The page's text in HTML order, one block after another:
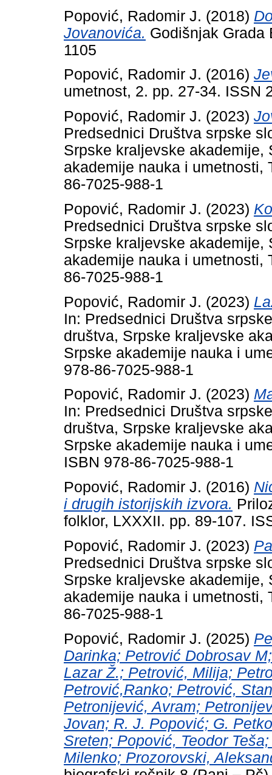
Popović, Radomir J. (2018)
Jovanovića. Godišnjak Grada
1105
Popović, Radomir J. (2016)
umetnost, 2. pp. 27-34. ISSN
Popović, Radomir J. (2023)
Predsednici Društva srpske
Srpske kraljevske akademije,
akademije nauka i umetnosti,
86-7025-988-1
Popović, Radomir J. (2023)
Predsednici Društva srpske
Srpske kraljevske akademije,
akademije nauka i umetnosti,
86-7025-988-1
Popović, Radomir J. (2023)
In: Predsednici Društva
društva, Srpske kraljevske
Srpske akademije nauka i
978-86-7025-988-1
Popović, Radomir J. (2023)
In: Predsednici Društva
društva, Srpske kraljevske
Srpske akademije nauka i
ISBN 978-86-7025-988-1
Popović, Radomir J. (2016)
i drugih istorijskih izvora.
folklor, LXXXII. pp. 89-107.
Popović, Radomir J. (2023)
Predsednici Društva srpske
Srpske kraljevske akademije,
akademije nauka i umetnosti,
86-7025-988-1
Popović, Radomir J. (2025)
Darinka; Petrović Dobrosav
Lazar Ž.; Petrović, Milija;
Petrović,Ranko; Petrović,
Petronijević, Avram;
Jovan; R. J. Popović; G.
Sreten; Popović, Teodor
Milenko; Prozorovski,